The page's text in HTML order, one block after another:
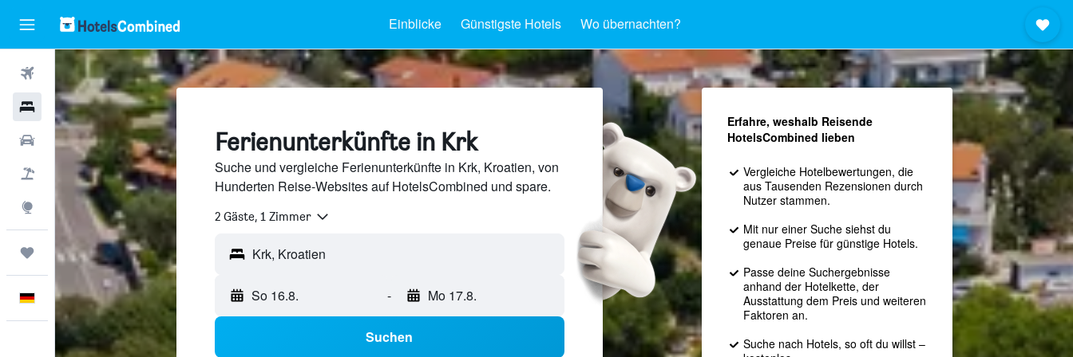
Einblicke Günstigste Hotels Wo übernachten?
Flüge
Hotels
Mietwagen
Pauschalreisen
Explore
Trips
Deutsch
Ferienunterkünfte in Krk
Suche und vergleiche Ferienunterkünfte in Krk, Kroatien, von
Hunderten Reise-Websites auf HotelsCombined und spare.
2 Gäste, 1 Zimmer
So 16.8. - Mo 17.8.
Suchen
Erfahre, weshalb Reisende
HotelsCombined lieben
Vergleiche Hotelbewertungen, die
aus Tausenden Rezensionen durch
Nutzer stammen.
Mit nur einer Suche siehst du
genaue Preise für günstige Hotels.
Passe deine Suchergebnisse
anhand der Hotelkette, der
Ausstattung dem Preis und weiteren
Faktoren an.
Suche nach Hotels, so oft du willst –